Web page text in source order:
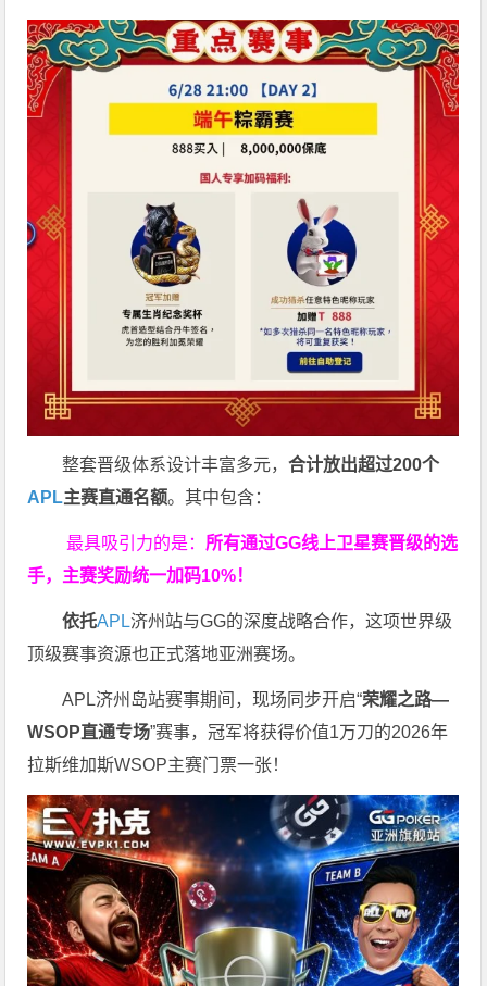
整套晋级体系设计丰富多元，合计放出超过200个
APL主赛直通名额。其中包含：
最具吸引力的是： 所有通过GG线上卫星赛晋级的选
手，主赛奖励统一加码10%！
依托APL济州站与GG的深度战略合作，这项世界级
顶级赛事资源也正式落地亚洲赛场。
APL济州岛站赛事期间，现场同步开启“荣耀之路—
WSOP直通专场”赛事，冠军将获得价值1万刀的2026年
拉斯维加斯WSOP主赛门票一张！